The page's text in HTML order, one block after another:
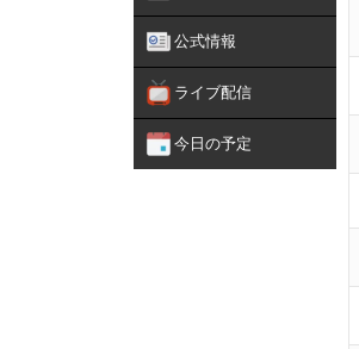
公式情報
ライブ配信
今日の予定